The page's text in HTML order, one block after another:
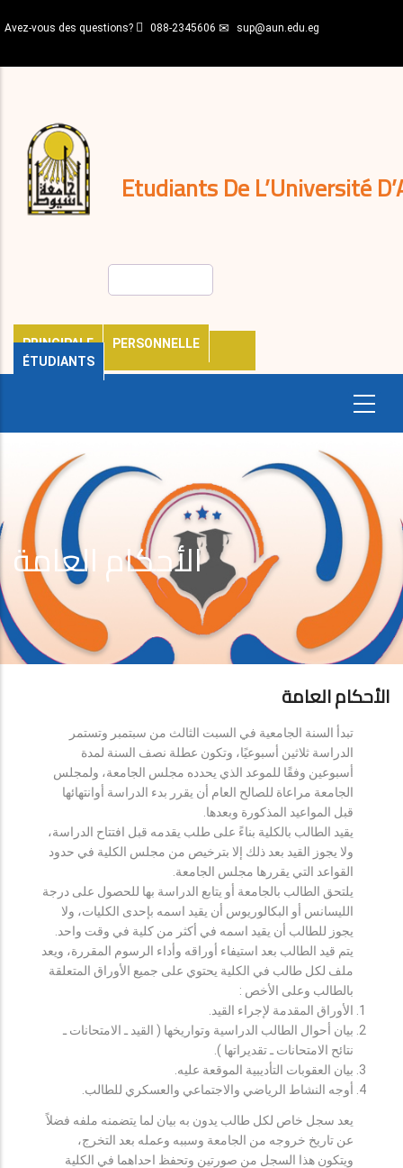
au
principal
Avez-vous des questions? 088-2345606 sup@aun.edu.eg
Etudiants De L’Université
PRINCIPALE
PERSONNELLE
ÉTUDIANTS
décisions
Expatriés
Journal
الأحكام العامة
الأحكام العامة
تبدأ السنة الجامعية في السبت الثالث من سبتمبر وتستمر
الدراسة ثلاثين أسبوعيًا، وتكون عطلة نصف السنة لمدة
أسبوعين وفقًا للموعد الذي يحدده مجلس الجامعة، ولمجلس
الجامعة مراعاة للصالح العام أن يقرر بدء الدراسة أوانتهائها
قبل المواعيد المذكورة وبعدها.
يقيد الطالب بالكلية بناءً على طلب يقدمه قبل افتتاح الدراسة،
ولا يجوز القيد بعد ذلك إلا بترخيص من مجلس الكلية في حدود
القواعد التي يقررها مجلس الجامعة.
يلتحق الطالب بالجامعة أو يتابع الدراسة بها للحصول على درجة
الليسانس أو البكالوريوس أن يقيد اسمه بإحدى الكليات، ولا
يجوز للطالب أن يقيد اسمه في أكثر من كلية في وقت واحد.
يتم قيد الطالب بعد استيفاء أوراقه وأداء الرسوم المقررة، ويعد
ملف لكل طالب في الكلية يحتوي على جميع الأوراق المتعلقة
بالطالب وعلى الأخص :
الأوراق المقدمة لإجراء القيد.
بيان أحوال الطالب الدراسية وتواريخها ( القيد ـ الامتحانات ـ
نتائح الامتحانات ـ تقديراتها ).
بيان العقوبات التأديبية الموقعة عليه.
أوجه النشاط الرياضي والاجتماعي والعسكري للطالب.
يعد سجل خاص لكل طالب يدون به بيان لما يتضمنه ملفه فضلاً
عن تاريخ خروجه من الجامعة وسببه وعمله بعد التخرج،
ويتكون هذا السجل من صورتين وتحفظ احداهما في الكلية